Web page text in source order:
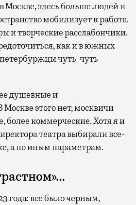
Москве, здесь больше людей и
мобилизует к работе.
и творческие расслабончики.
как и в южных
чуть-чуть
душевные и
этого нет, москвичи
более коммерческие. Хотя я и
театра выбирали все-
а по иным параметрам.
года: все было черным,